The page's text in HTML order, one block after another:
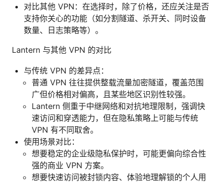
对比其他 VPN：在选择时，除了价格，还应关注是否
支持你关心的功能（如分割隧道、杀开关、同时设备
数量、日志策略等）。
Lantern 与其他 VPN 的对比
与传统 VPN 的差异点：
普通 VPN 往往提供整载流量加密隧道，覆盖范围
广但价格相对偏高，且某些地区识别性较强。
Lantern 侧重于中继网络和对抗地理限制，强调快
速访问和穿透能力，但在隐私策略上可能与传统
VPN 有不同取舍。
使用场景对比：
想要稳定的企业级隐私保护时，可能更偏向综合性
强的商业 VPN 方案。
想要快速访问被封锁内容、体验地理解锁的个人用